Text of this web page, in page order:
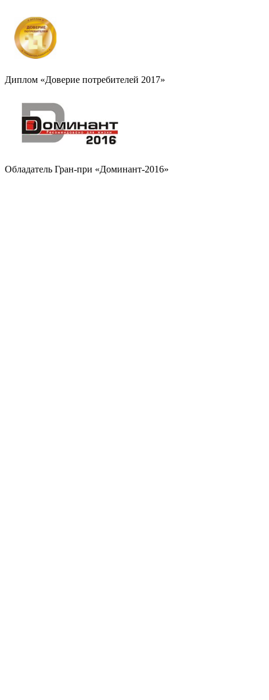
Диплом «Доверие потребителей 2017»
Обладатель Гран-при «Доминант-2016»